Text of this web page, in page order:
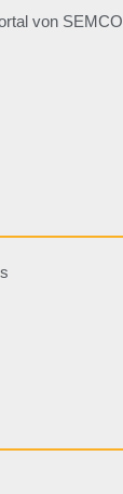
von SEMCO